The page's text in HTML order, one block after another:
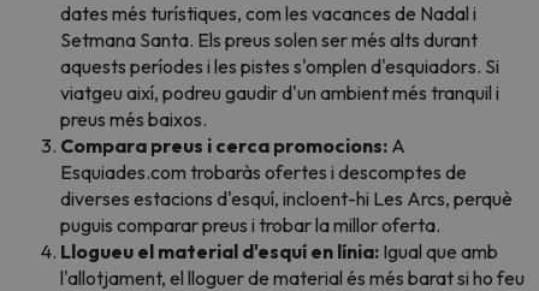
dates més turístiques, com les vacances de Nadal i
Setmana Santa. Els preus solen ser més alts durant
aquests períodes i les pistes s'omplen d'esquiadors. Si
viatgeu així, podreu gaudir d'un ambient més tranquil i
preus més baixos.
Compara preus i cerca promocions: A
Esquiades.com trobaràs ofertes i descomptes de
diverses estacions d'esquí, incloent-hi Les Arcs, perquè
puguis comparar preus i trobar la millor oferta.
Llogueu el material d'esquí en línia: Igual que amb
l'allotjament, el lloguer de material és més barat si ho feu